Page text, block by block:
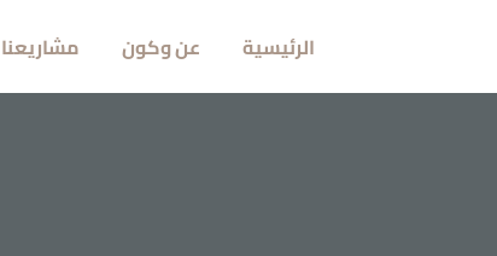
الرئيسية عن وكون مشاريعنا